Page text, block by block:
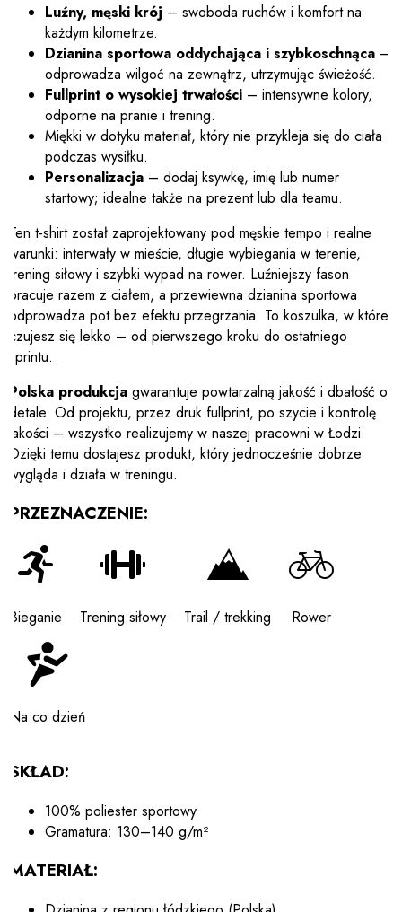
Luźny, męski krój – swoboda ruchów i komfort na
każdym kilometrze.
Dzianina sportowa oddychająca i szybkoschnąca –
odprowadza wilgoć na zewnątrz, utrzymując świeżość.
Fullprint o wysokiej trwałości – intensywne kolory,
odporne na pranie i trening.
Miękki w dotyku materiał, który nie przykleja się do ciała
podczas wysiłku.
Personalizacja – dodaj ksywkę, imię lub numer
startowy; idealne także na prezent lub dla teamu.
Ten t-shirt został zaprojektowany pod męskie tempo i realne
warunki: interwały w mieście, długie wybiegania w terenie,
trening siłowy i szybki wypad na rower. Luźniejszy fason
pracuje razem z ciałem, a przewiewna dzianina sportowa
odprowadza pot bez efektu przegrzania. To koszulka, w której
czujesz się lekko – od pierwszego kroku do ostatniego
sprintu.
Polska produkcja gwarantuje powtarzalną jakość i dbałość o
detale. Od projektu, przez druk fullprint, po szycie i kontrolę
jakości – wszystko realizujemy w naszej pracowni w Łodzi.
Dzięki temu dostajesz produkt, który jednocześnie dobrze
wygląda i działa w treningu.
PRZEZNACZENIE:
Bieganie Trening siłowy Trail / trekking Rower
Na co dzień
SKŁAD:
100% poliester sportowy
Gramatura: 130–140 g/m²
MATERIAŁ: